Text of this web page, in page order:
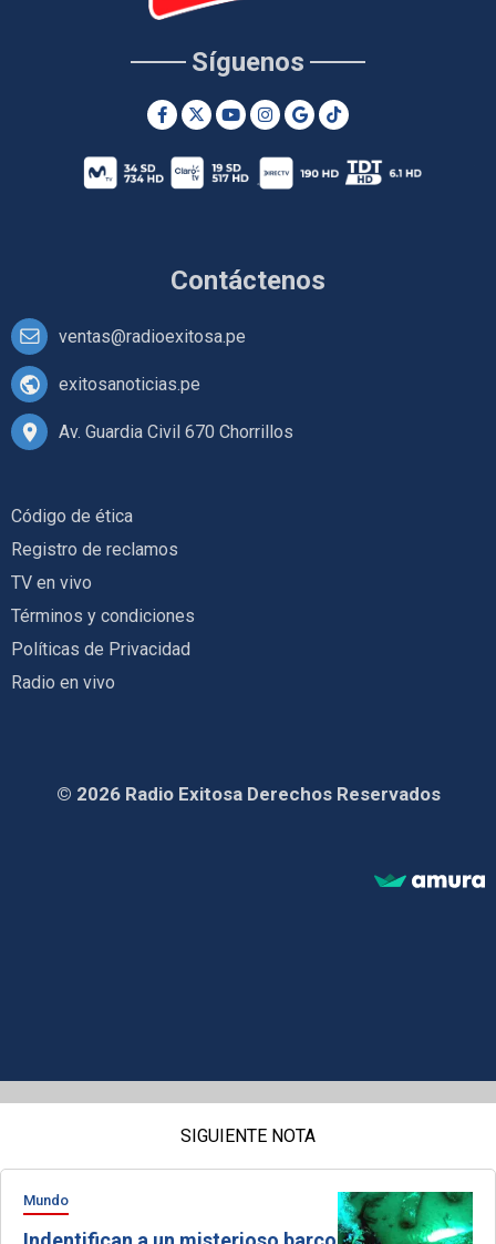
Contáctenos
ventas@radioexitosa.pe
exitosanoticias.pe
Av. Guardia Civil 670 Chorrillos
Síguenos
Código de ética
Registro de reclamos
TV en vivo
Términos y condiciones
Políticas de Privacidad
Radio en vivo
© 2026 Radio Exitosa Derechos Reservados
SIGUIENTE NOTA
Mundo